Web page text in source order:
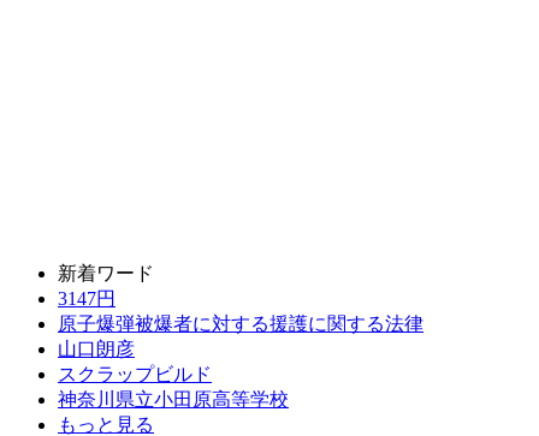
新着ワード
3147円
原子爆弾被爆者に対する援護に関する法律
山口朗彦
スクラップビルド
神奈川県立小田原高等学校
もっと見る